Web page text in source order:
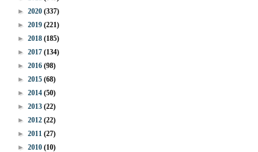
► 2020 (337)
► 2019 (221)
► 2018 (185)
► 2017 (134)
► 2016 (98)
► 2015 (68)
► 2014 (50)
► 2013 (22)
► 2012 (22)
► 2011 (27)
► 2010 (10)